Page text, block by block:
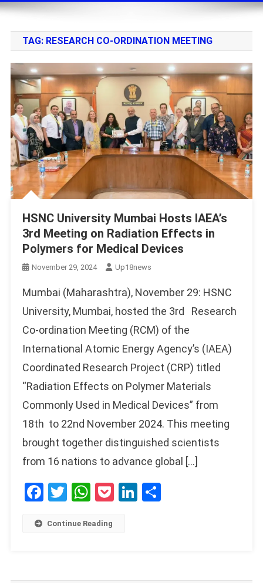
TAG: RESEARCH CO-ORDINATION MEETING
HSNC University Mumbai Hosts IAEA’s
3rd Meeting on Radiation Effects in
Polymers for Medical Devices
November 29, 2024 Up18news
Mumbai (Maharashtra), November 29: HSNC
University, Mumbai, hosted the 3rd Research
Co-ordination Meeting (RCM) of the
International Atomic Energy Agency’s (IAEA)
Coordinated Research Project (CRP) titled
“Radiation Effects on Polymer Materials
Commonly Used in Medical Devices” from
18th to 22nd November 2024. This meeting
brought together distinguished scientists
from 16 nations to advance global […]
Facebook
Twitter
WhatsApp
PocketLinkedIn
Share
Continue Reading